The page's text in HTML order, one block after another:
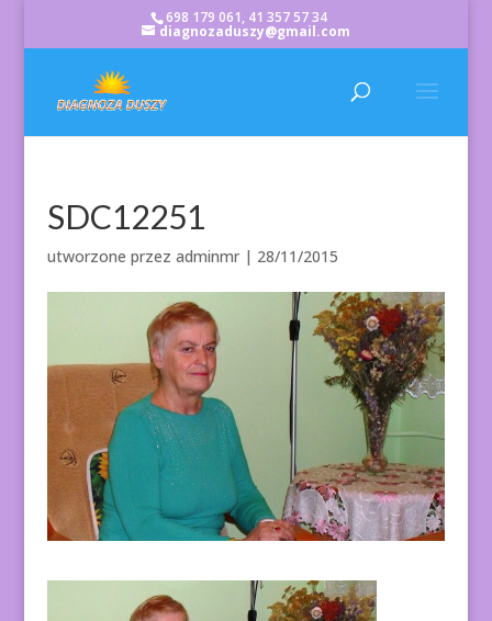
698 179 061, 41 357 57 34
diagnozaduszy@gmail.com
SDC12251
utworzone przez adminmr| 28/11/2015